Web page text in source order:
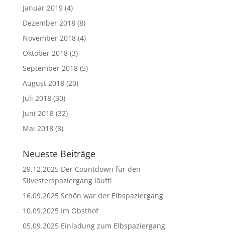
Januar 2019(4)
Dezember 2018(8)
November 2018(4)
Oktober 2018(3)
September 2018(5)
August 2018(20)
Juli 2018(30)
Juni 2018(32)
Mai 2018(3)
Neueste Beiträge
29.12.2025 Der Countdown für den
Silvesterspaziergang läuft!
16.09.2025 Schön war der Elbspaziergang
10.09.2025 Im Obsthof
05.09.2025 Einladung zum Elbspaziergang